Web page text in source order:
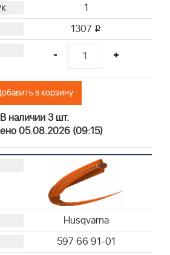
1
1307 i
- +
в корзину
В наличии 3 шт.
05.08.2026 (09:15)
Husqvarna
597 66 91-01